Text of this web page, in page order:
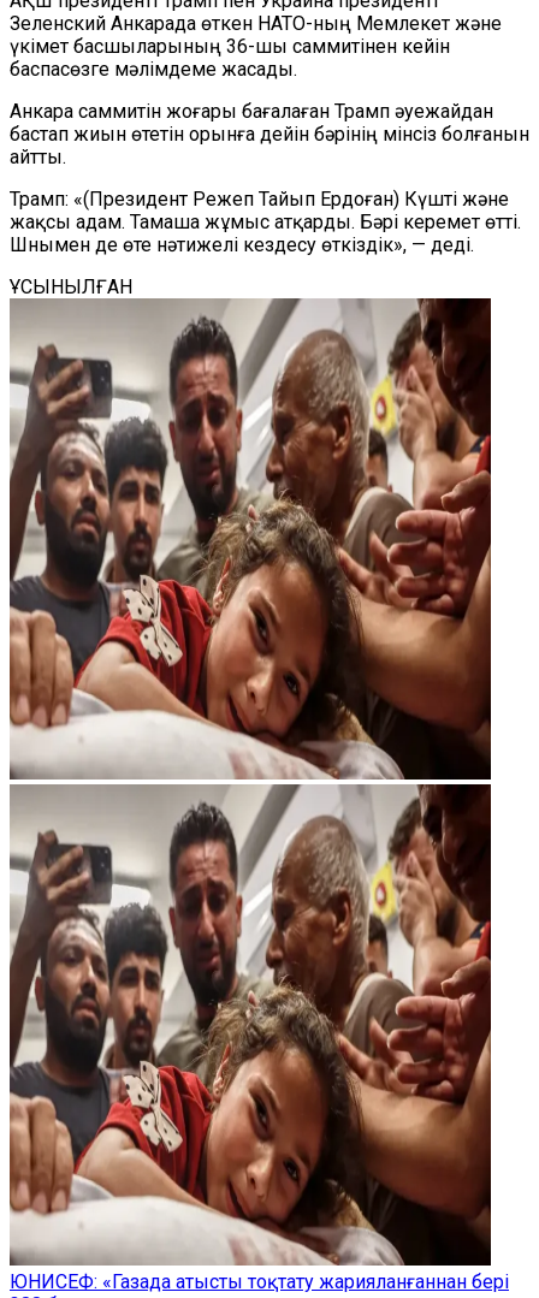
Зеленский Анкарада өткен НАТО-ның Мемлекет және
үкімет басшыларының 36-шы саммитінен кейін
баспасөзге мәлімдеме жасады.
Анкара саммитін жоғары бағалаған Трамп әуежайдан
бастап жиын өтетін орынға дейін бәрінің мінсіз болғанын
айтты.
Трамп: «(Президент Режеп Тайып Ердоған) Күшті және
жақсы адам. Тамаша жұмыс атқарды. Бәрі керемет өтті.
Шнымен де өте нәтижелі кездесу өткіздік», — деді.
ҰСЫНЫЛҒАН
ЮНИСЕФ: «Газада атысты тоқтату жарияланғаннан бері